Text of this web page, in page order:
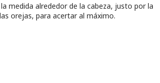
medida alrededor de la cabeza, justo por la
orejas, para acertar al máximo.